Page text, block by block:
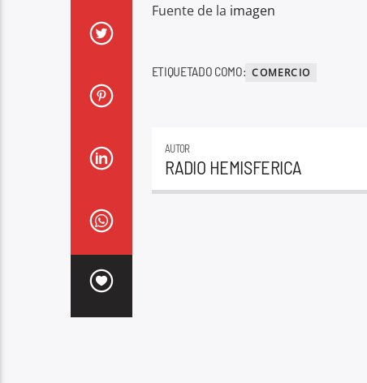
Fuente de la imagen
ETIQUETADO COMO: COMERCIO
AUTOR
RADIO HEMISFERICA